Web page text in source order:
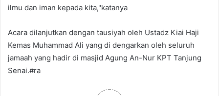
ilmu dan iman kepada kita,"katanya
Acara dilanjutkan dengan tausiyah oleh Ustadz Kiai Haji
Kemas Muhammad Ali yang di dengarkan oleh seluruh
jamaah yang hadir di masjid Agung An-Nur KPT Tanjung
Senai.#ra